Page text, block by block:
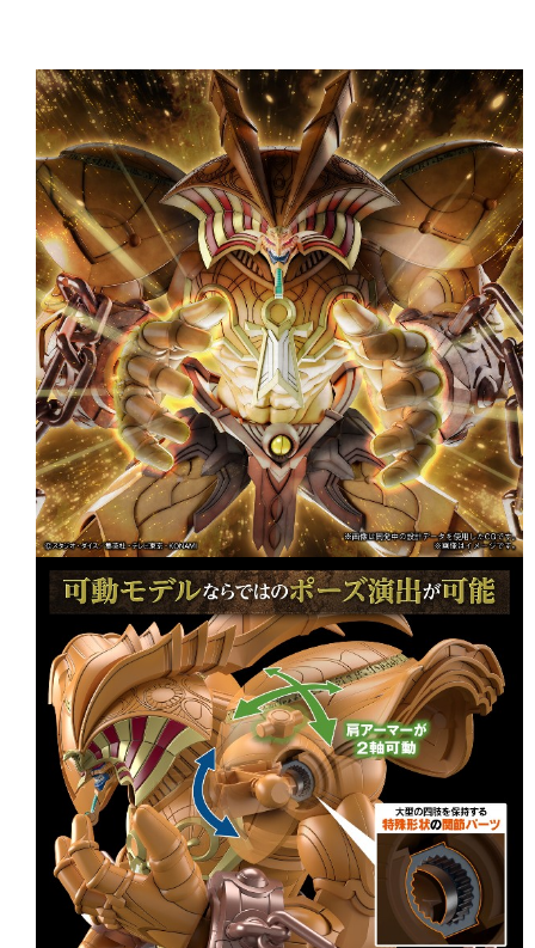
1.分期款項不併入電信帳單，「大哥付你分期」於每月結算日後寄送繳費提
醒簡訊。
2.透過簡訊連結打開帳單後，可選擇「超商條碼／台灣大直營門市／銀行轉
帳／街口支付／iPASS MONEY」等通路繳費。
【注意事項】
1.本服務係由「台灣大哥大股份有限公司」（以下簡稱本公司）所提供，讓
用戶於交易時，得透過本服務購買商品或服務，並由商店將買賣／分期付款
買賣價金債權讓與本公司後，依約使用本公司帳單繳交帳款。
2.基於同意付款使用「大哥付你分期」之契約關係目的，商店將以您的個人
資料（包含姓名、電話或地址）提供予台灣大哥大進項蒐集、處理及利用，
由本公司與您本人進行分期帳單所需資料之確認、核對及更正。
3.完整用戶服務條款，請詳閱以下連結：https://oppay.tw/userRule
每筆NT$90，滿NT$3,000(含以上)免運費
現貨-7-11取貨付款
每筆NT$90，滿NT$3,000(含以上)免運費
現貨-付款後7-11取貨
每筆NT$90，滿NT$3,000(含以上)免運費
現貨-宅配
每筆NT$120，滿NT$3,000(含以上)免運費
現貨-宅配(離島)
每筆NT$160，滿NT$3,000(含以上)免運費
東海門市自取，需自備購物袋取貨唷。
免運費